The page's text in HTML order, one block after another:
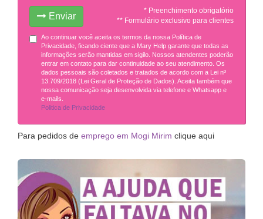
Enviar
* Preenchimento obrigatório
** Formulário exclusivo para clientes
Ao continuar você aceita os termos da nossa Política de
Privacidade, ficando ciente que a Mary Help garante que todas as
informações serão mantidas em sigilo. Nossos atendentes poderão
entrar em contato para dar continuidade ao seu atendimento. Os
dados pessoais são coletados e tratados de acordo com a Lei nº
13.709/2018 (Lei Geral de Proteção de Dados). Aceita também que
nossa comunicação seja desenvolvida via telefone e Whatsapp e
e-mails.
Politica de Privacidade
Para pedidos de emprego em Mogi Mirim clique aqui